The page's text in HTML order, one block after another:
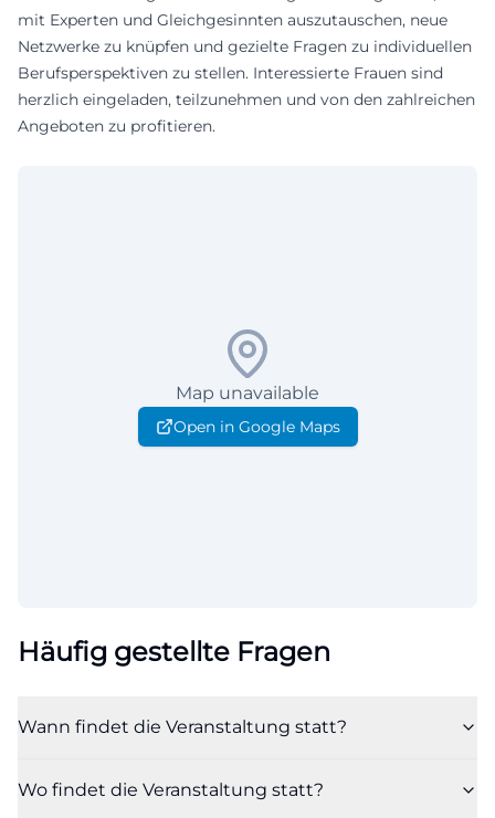
mit Experten und Gleichgesinnten auszutauschen, neue
Netzwerke zu knüpfen und gezielte Fragen zu individuellen
Berufsperspektiven zu stellen. Interessierte Frauen sind
herzlich eingeladen, teilzunehmen und von den zahlreichen
Angeboten zu profitieren.
Map unavailable
Open in Google Maps
Häufig gestellte Fragen
Wann findet die Veranstaltung statt?
Wo findet die Veranstaltung statt?